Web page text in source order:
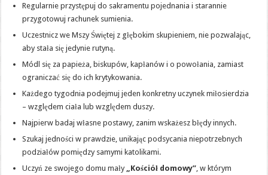
Regularnie przystępuj do sakramentu pojednania i starannie
przygotowuj rachunek sumienia.
Uczestnicz we Mszy Świętej z głębokim skupieniem, nie pozwalając,
aby stała się jedynie rutyną.
Módl się za papieża, biskupów, kapłanów i o powołania, zamiast
ograniczać się do ich krytykowania.
Każdego tygodnia podejmuj jeden konkretny uczynek miłosierdzia
– względem ciała lub względem duszy.
Najpierw badaj własne postawy, zanim wskażesz błędy innych.
Szukaj jedności w prawdzie, unikając podsycania niepotrzebnych
podziałów pomiędzy samymi katolikami.
Uczyń ze swojego domu mały „Kościół domowy”, w którym